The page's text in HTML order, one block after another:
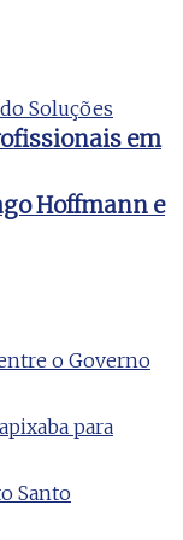
em
Hoffmann e
Soluções